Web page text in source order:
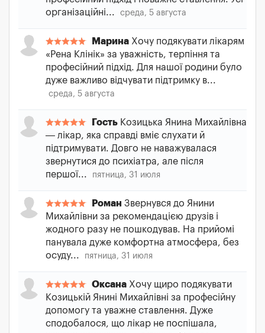
організаційні...
среда, 5 августа
Марина Хочу подякувати лікарям
«Рена Клінік» за уважність, терпіння та
професійний підхід. Для нашої родини було
дуже важливо відчувати підтримку в...
среда, 5 августа
Гость Козицька Янина Михайлівна
— лікар, яка справді вміє слухати й
підтримувати. Довго не наважувалася
звернутися до психіатра, але після
першої...
пятница, 31 июля
Роман Звернувся до Янини
Михайлівни за рекомендацією друзів і
жодного разу не пошкодував. На прийомі
панувала дуже комфортна атмосфера, без
осуду...
пятница, 31 июля
Оксана Хочу щиро подякувати
Козицькій Янині Михайлівні за професійну
допомогу та уважне ставлення. Дуже
сподобалося, що лікар не поспішала,